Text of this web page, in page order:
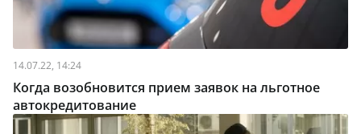
14.07.22, 14:24
Когда возобновится прием заявок на льготное
автокредитование